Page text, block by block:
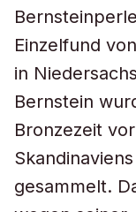
Einzelfund
in
Bernstein
Bronzezeit
gesammelt.